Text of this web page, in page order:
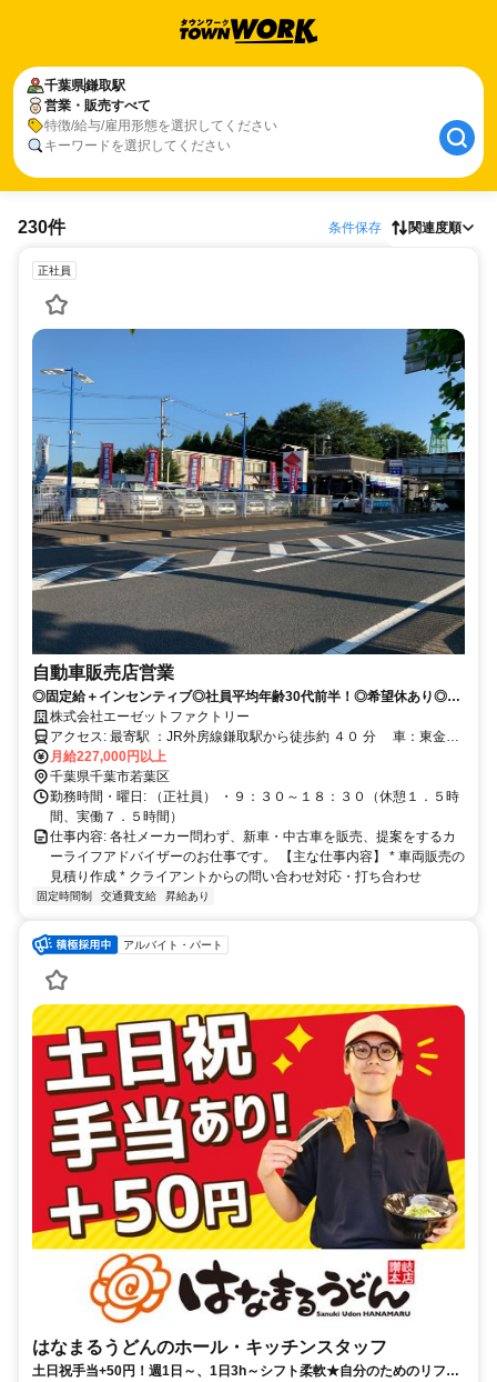
千葉県鎌取駅
営業・販売すべて
特徴/給与/雇用形態を選択してください
キーワードを選択してください
230件 条件保存 関連度順
正社員
自動車販売店営業
◎固定給＋インセンティブ◎社員平均年齢30代前半！◎希望休あり◎祝
日休み◎未経験者歓迎
株式会社エーゼットファクトリー
アクセス: 最寄駅 ：JR外房線鎌取駅から徒歩約 ４０ 分 車：東金道
大宮IC降りて５０メートル
月給227,000円以上
千葉県千葉市若葉区
勤務時間・曜日: （正社員） ・９：３０～１８：３０（休憩１．５時
間、実働７．５時間）
仕事内容: 各社メーカー問わず、新車・中古車を販売、提案をするカ
ーライフアドバイザーのお仕事です。 【主な仕事内容】 * 車両販売の
見積り作成 * クライアントからの問い合わせ対応・打ち合わせ
固定時間制 交通費支給 昇給あり
アルバイト・パート
はなまるうどんのホール・キッチンスタッフ
土日祝手当+50円！週1日～、1日3h～シフト柔軟★自分のためのリフレ